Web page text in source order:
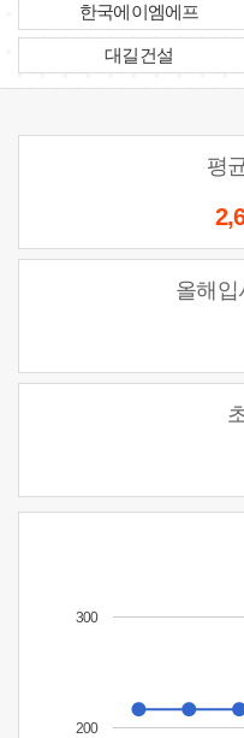
한국에이엠에프
대길건설
평
올해입
200
300